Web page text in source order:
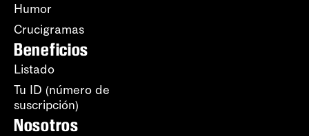
Humor
Crucigramas
Beneficios
Listado
Tu ID (número de
suscripción)
Nosotros